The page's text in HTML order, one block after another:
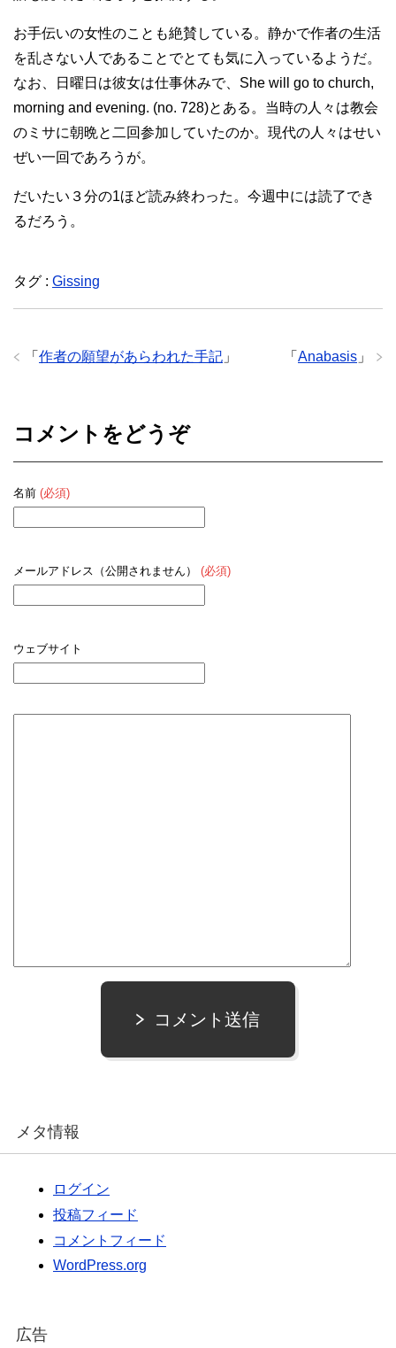
お手伝いの女性のことも絶賛している。静かで作者の生活
を乱さない人であることでとても気に入っているようだ。
なお、日曜日は彼女は仕事休みで、She will go to church,
morning and evening. (no. 728)とある。当時の人々は教会
のミサに朝晩と二回参加していたのか。現代の人々はせい
ぜい一回であろうが。
だいたい３分の1ほど読み終わった。今週中には読了でき
るだろう。
タグ : Gissing
「 Anabasis 」
「 作者の願望があらわれた手記 」
コメントをどうぞ
名前 (必須)
メールアドレス（公開されません） (必須)
ウェブサイト
コメント送信
メタ情報
ログイン
投稿フィード
コメントフィード
WordPress.org
広告